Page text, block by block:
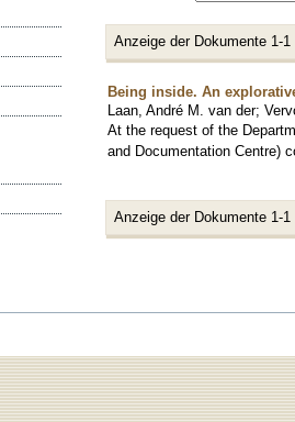
Anzeige der Dokumente 1-1
Being inside. An
Laan, André M. van der;
At the request of the
and Documentation Centre)
Anzeige der Dokumente 1-1